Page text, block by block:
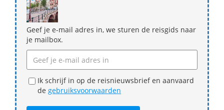
Geef je e-mail adres in, we sturen de reisgids naar
je mailbox.
Ik schrijf in op de reisnieuwsbrief en aanvaard
de gebruiksvoorwaarden